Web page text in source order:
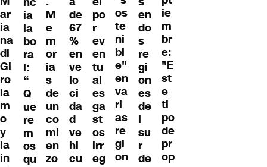
ar
ia
na
di
Gi
ro
la
m
o
y
la
in
ia
la
bo
ra
l:
“
Q
ue
re
m
os
qu
M
e
m
or
ia
s
de
un
co
mi
en
zo
de
67
%
en
ve
lo
ci
da
d
ve
hi
cu
po
r
ev
en
tu
al
es
ga
st
os
irr
eg
os
te
ni
bl
e"
en
va
ri
as
re
gi
on
en
do
s
re
gi
on
es
de
l
su
r
de
ie
m
br
e:
"E
st
e
ti
po
de
pr
op